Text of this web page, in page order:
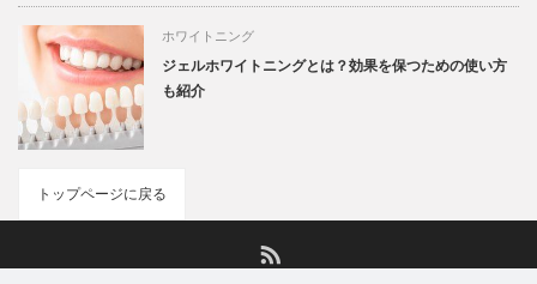
ホワイトニング
ジェルホワイトニングとは？効果を保つための使い方
も紹介
トップページに戻る